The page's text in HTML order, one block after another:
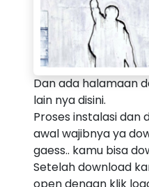
Dan ada halamaan
lain nya disini.
Proses instalasi dan
awal wajibnya ya
gaess.. kamu bisa
Setelah download
open dengan klik